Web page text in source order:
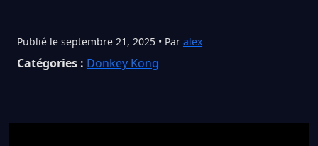
Publié le septembre 21, 2025 • Par alex
Catégories : Donkey Kong